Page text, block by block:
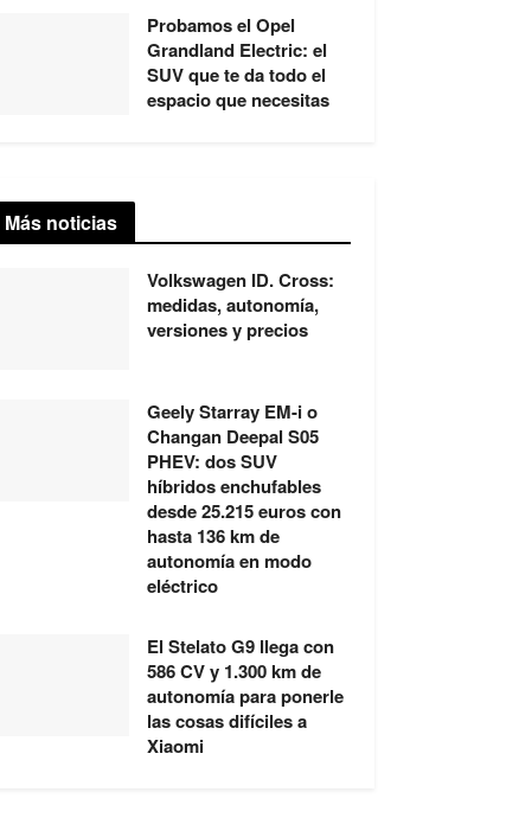
Probamos el Opel
Grandland Electric: el
SUV que te da todo el
espacio que necesitas
Más noticias
Volkswagen ID. Cross:
medidas, autonomía,
versiones y precios
Geely Starray EM-i o
Changan Deepal S05
PHEV: dos SUV
híbridos enchufables
desde 25.215 euros con
hasta 136 km de
autonomía en modo
eléctrico
El Stelato G9 llega con
586 CV y 1.300 km de
autonomía para ponerle
las cosas difíciles a
Xiaomi